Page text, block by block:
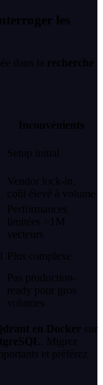
les
dans la recherche
Inconvénients
Setup initial
Vendor lock-in,
coût élevé à volume
Performances
limitées >1M
vecteurs
Plus complexe
Pas production-
ready pour gros
volumes
en Docker sur
. Migrez
et préférez